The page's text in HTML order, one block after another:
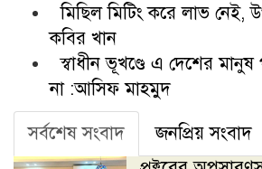
মিছিল মিটিং করে লাভ নেই,
কবির খান
স্বাধীন ভূখণ্ডে এ দেশের
না :আসিফ মাহমুদ
সর্বশেষ সংবাদ
জনপ্রিয় সংবাদ